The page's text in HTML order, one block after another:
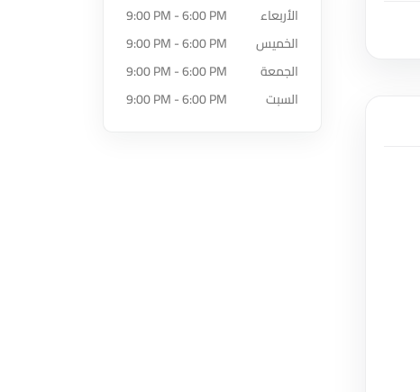
الأربعاء
9:00 PM - 6:00 PM
الخميس
9:00 PM - 6:00 PM
الجمعة
9:00 PM - 6:00 PM
السبت
9:00 PM - 6:00 PM